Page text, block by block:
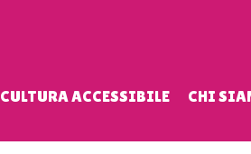
CULTURA ACCESSIBILE CHI